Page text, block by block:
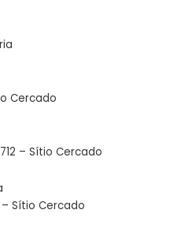
Cercado
– Sítio Cercado
– Sítio Cercado